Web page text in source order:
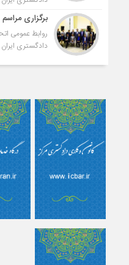
برگزاری
روابط عمومی
دادگستری ایران